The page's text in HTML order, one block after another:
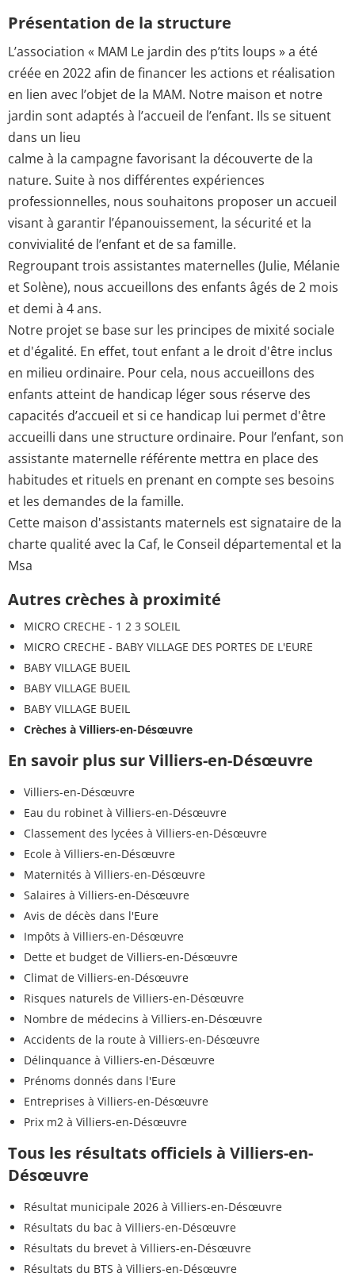
Présentation de la structure
L’association « MAM Le jardin des p’tits loups » a été
créée en 2022 afin de financer les actions et réalisation
en lien avec l’objet de la MAM. Notre maison et notre
jardin sont adaptés à l’accueil de l’enfant. Ils se situent
dans un lieu
calme à la campagne favorisant la découverte de la
nature. Suite à nos différentes expériences
professionnelles, nous souhaitons proposer un accueil
visant à garantir l’épanouissement, la sécurité et la
convivialité de l’enfant et de sa famille.
Regroupant trois assistantes maternelles (Julie, Mélanie
et Solène), nous accueillons des enfants âgés de 2 mois
et demi à 4 ans.
Notre projet se base sur les principes de mixité sociale
et d'égalité. En effet, tout enfant a le droit d'être inclus
en milieu ordinaire. Pour cela, nous accueillons des
enfants atteint de handicap léger sous réserve des
capacités d’accueil et si ce handicap lui permet d'être
accueilli dans une structure ordinaire. Pour l’enfant, son
assistante maternelle référente mettra en place des
habitudes et rituels en prenant en compte ses besoins
et les demandes de la famille.
Cette maison d'assistants maternels est signataire de la
charte qualité avec la Caf, le Conseil départemental et la
Msa
Autres crèches à proximité
MICRO CRECHE - 1 2 3 SOLEIL
MICRO CRECHE - BABY VILLAGE DES PORTES DE L'EURE
BABY VILLAGE BUEIL
BABY VILLAGE BUEIL
BABY VILLAGE BUEIL
Crèches à Villiers-en-Désœuvre
En savoir plus sur Villiers-en-Désœuvre
Villiers-en-Désœuvre
Eau du robinet à Villiers-en-Désœuvre
Classement des lycées à Villiers-en-Désœuvre
Ecole à Villiers-en-Désœuvre
Maternités à Villiers-en-Désœuvre
Salaires à Villiers-en-Désœuvre
Avis de décès dans l'Eure
Impôts à Villiers-en-Désœuvre
Dette et budget de Villiers-en-Désœuvre
Climat de Villiers-en-Désœuvre
Risques naturels de Villiers-en-Désœuvre
Nombre de médecins à Villiers-en-Désœuvre
Accidents de la route à Villiers-en-Désœuvre
Délinquance à Villiers-en-Désœuvre
Prénoms donnés dans l'Eure
Entreprises à Villiers-en-Désœuvre
Prix m2 à Villiers-en-Désœuvre
Tous les résultats officiels à Villiers-en-
Désœuvre
Résultat municipale 2026 à Villiers-en-Désœuvre
Résultats du bac à Villiers-en-Désœuvre
Résultats du brevet à Villiers-en-Désœuvre
Résultats du BTS à Villiers-en-Désœuvre